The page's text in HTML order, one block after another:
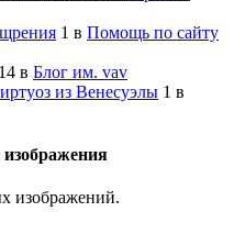
1 в Помощь по сайту
14 в Блог им. vav
из Венесуэлы 1 в
изображений.